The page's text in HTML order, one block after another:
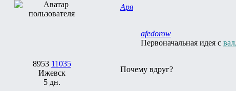
8953 11035
Ижевск
5 дн.
Аря
afedorow
Первоначальная идея с
Почему вдруг?